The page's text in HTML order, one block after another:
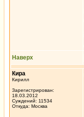
Наверх
Кира
Кирилл
Зарегистрирован:
18.03.2012
Суждений: 11534
Откуда: Москва